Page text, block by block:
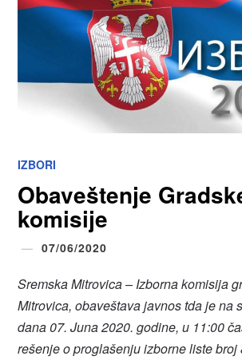
IZBORI
Obaveštenje
komisije
07/06/2020
Sremska Mitrovica – Izborna komisija
Mitrovica, obaveštava javnos tda je na
dana 07. Juna 2020. godine, u 11:00
rešenje o proglašenju izborne liste broj